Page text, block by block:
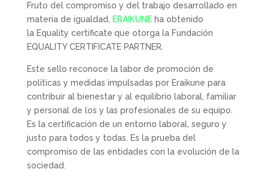
Fruto del compromiso y del trabajo desarrollado en
materia de igualdad,
ERAIKUNEha obtenido
la Equality certificate que otorga la Fundación
EQUALITY CERTIFICATE PARTNER.
Este sello reconoce la labor de promoción de
políticas y medidas impulsadas por Eraikune para
contribuir al bienestar y al equilibrio laboral, familiar
y personal de los y las profesionales de su equipo.
Es la certificación de un entorno laboral, seguro y
justo para todos y todas. Es la prueba del
compromiso de las entidades con la evolución de la
sociedad.